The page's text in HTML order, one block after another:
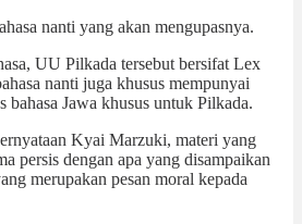
nanti yang akan mengupasnya.
UU Pilkada tersebut bersifat Lex
nanti juga khusus mempunyai
bahasa Jawa khusus untuk Pilkada.
Kyai Marzuki, materi yang
persis dengan apa yang disampaikan
merupakan pesan moral kepada